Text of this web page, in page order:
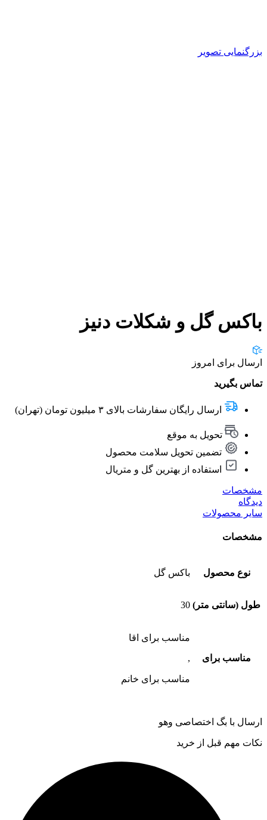
بزرگنمایی تصویر
باکس گل و شکلات دنیز
ارسال برای امروز
تماس بگیرید
ارسال رایگان سفارشات بالای ۳ میلیون تومان (تهران)
تحویل به موقع
تضمین تحویل سلامت محصول
استفاده از بهترین گل و متریال
مشخصات
دیدگاه
سایر محصولات
مشخصات
نوع محصول باکس گل
طول (سانتی متر) 30
مناسب برای
مناسب برای اقا
,
مناسب برای خانم
ارسال با بگ اختصاصی وهو
نکات مهم قبل از خرید